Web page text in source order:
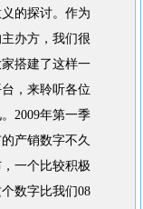
的探讨。作为
办方，我们很
搭建了这样一
，来聆听各位
2009年第一季
产销数字不久
一个比较积极
数字比我们08